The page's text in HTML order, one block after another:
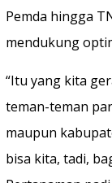
Pemda hingga
mendukung
“Itu yang kita
teman-teman
maupun
bisa kita, tadi,